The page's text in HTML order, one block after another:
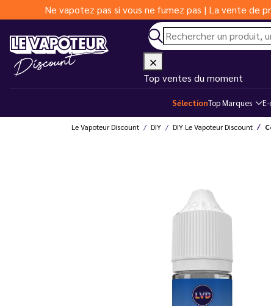
Ne vapotez pas si vous ne fumez pas | La vente de
Top ventes du moment
SélectionTop Marques
Le Vapoteur Discount DIY DIY Le Vapoteur Discount